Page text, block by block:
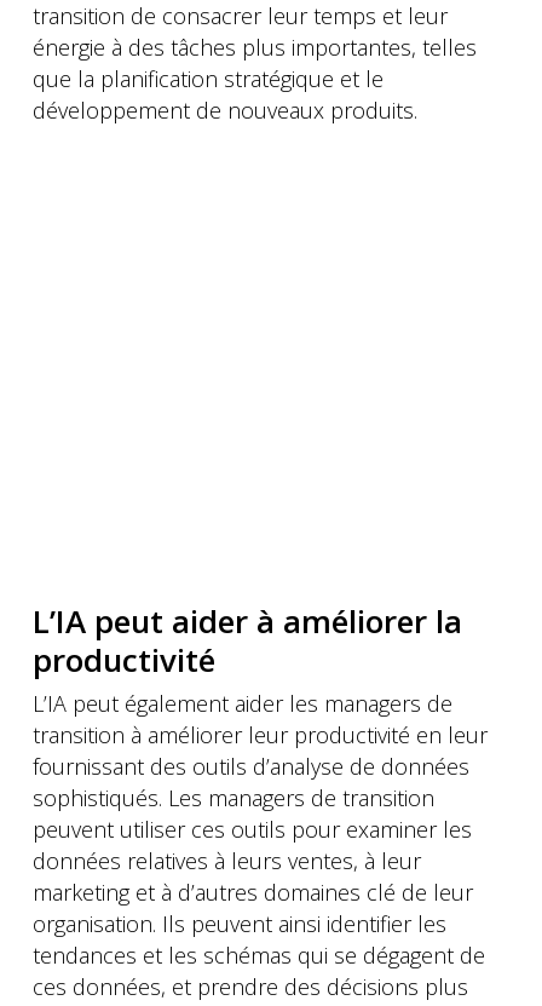
transition de consacrer leur temps et leur
énergie à des tâches plus importantes, telles
que la planification stratégique et le
développement de nouveaux produits.
L’IA peut aider à améliorer la
productivité
L’IA peut également aider les managers de
transition à améliorer leur productivité en leur
fournissant des outils d’analyse de données
sophistiqués. Les managers de transition
peuvent utiliser ces outils pour examiner les
données relatives à leurs ventes, à leur
marketing et à d’autres domaines clé de leur
organisation. Ils peuvent ainsi identifier les
tendances et les schémas qui se dégagent de
ces données, et prendre des décisions plus